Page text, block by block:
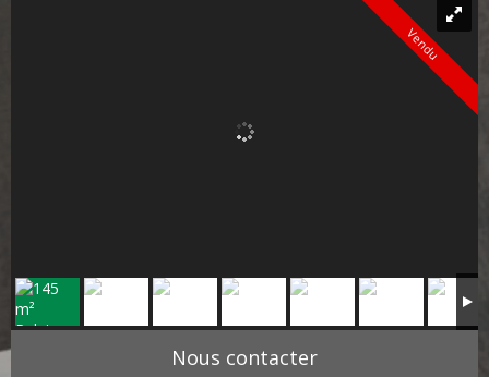
Vendu
Nous contacter